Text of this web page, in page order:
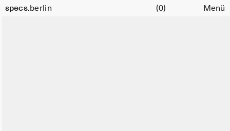
specs.berlin
Warenkorb (0) Menü